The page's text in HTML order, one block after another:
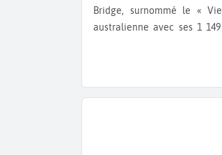
Bridge, surnommé le «
australienne avec ses 1
Poursuivez votre
XIXème siècle, est
spécialisées dans la mode,